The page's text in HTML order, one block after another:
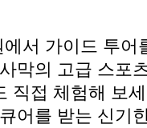
서 가이드 투어
막의 고급 스포
직접 체험해 보
어를 받는 신기